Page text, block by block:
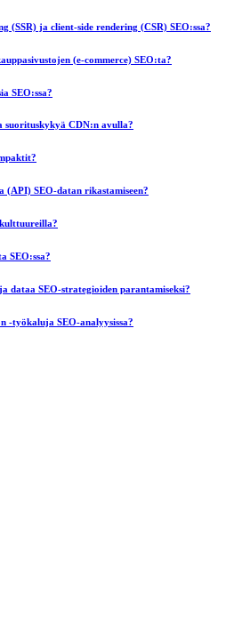
(SSR) ja client-side rendering (CSR) SEO:ssa?
(e-commerce) SEO:ta?
SEO:ssa?
suorituskykyä CDN:n avulla?
SEO-datan rikastamiseen?
SEO:ssa?
SEO-strategioiden parantamiseksi?
-työkaluja SEO-analyysissa?